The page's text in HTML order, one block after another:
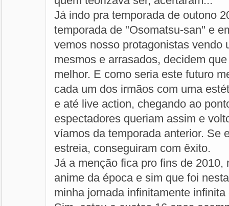
Já indo pra temporada de outono
temporada de "Osomatsu-san" e
vemos nosso protagonistas vendo
mesmos e arrasados, decidem
melhor. E como seria este futuro
cada um dos irmãos com uma
e até live action, chegando ao
espectadores queriam assim e
víamos da temporada anterior. Se
estreia, conseguiram com êxito.
Já a menção fica pro fins de 2010,
anime da época e sim que foi
minha jornada infinitamente